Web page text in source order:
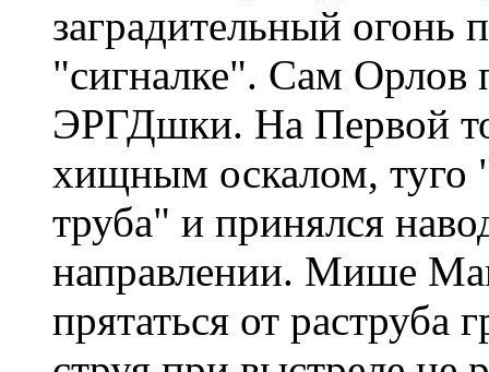
заградительный
"сигналке". Сам Орлов
ЭРГДшки. На Первой
хищным оскалом, туго
труба" и принялся
направлении. Мише
прятаться от раструба